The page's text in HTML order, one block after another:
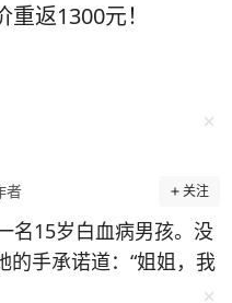
返1300元！
者 关注
名15岁白血病男孩。没
的手承诺道：“姐姐，我